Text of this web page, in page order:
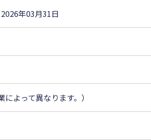
2026年03月31日
よって異なります。）